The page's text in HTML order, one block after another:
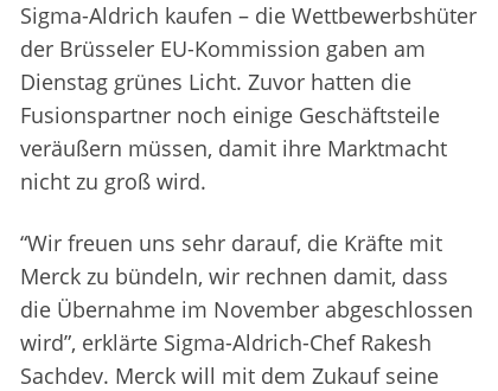
Sigma-Aldrich kaufen – die Wettbewerbshüter
der Brüsseler EU-Kommission gaben am
Dienstag grünes Licht. Zuvor hatten die
Fusionspartner noch einige Geschäftsteile
veräußern müssen, damit ihre Marktmacht
nicht zu groß wird.
“Wir freuen uns sehr darauf, die Kräfte mit
Merck zu bündeln, wir rechnen damit, dass
die Übernahme im November abgeschlossen
wird”, erklärte Sigma-Aldrich-Chef Rakesh
Sachdev. Merck will mit dem Zukauf seine